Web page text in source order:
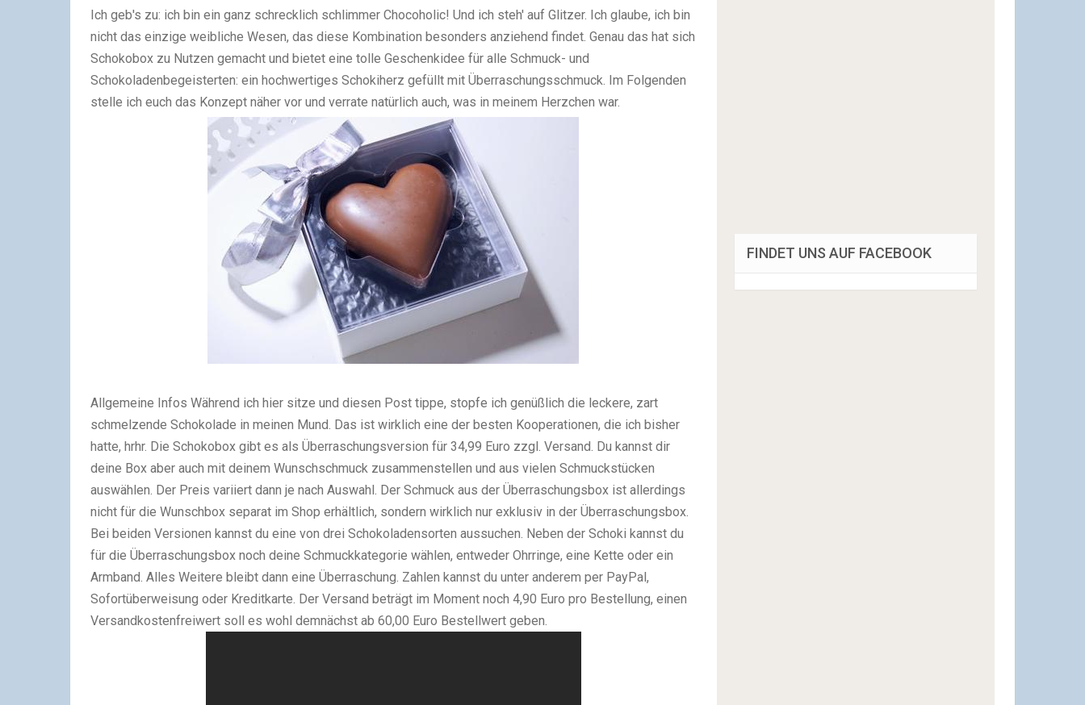
Ich geb's zu: ich bin ein ganz schrecklich schlimmer Chocoholic! Und ich steh' auf Glitzer. Ich glaube, ich bin
nicht das einzige weibliche Wesen, das diese Kombination besonders anziehend findet. Genau das hat sich
Schokobox zu Nutzen gemacht und bietet eine tolle Geschenkidee für alle Schmuck- und
Schokoladenbegeisterten: ein hochwertiges Schokiherz gefüllt mit Überraschungsschmuck. Im Folgenden
stelle ich euch das Konzept näher vor und verrate natürlich auch, was in meinem Herzchen war.
Allgemeine Infos Während ich hier sitze und diesen Post tippe, stopfe ich genüßlich die leckere, zart
schmelzende Schokolade in meinen Mund. Das ist wirklich eine der besten Kooperationen, die ich bisher
hatte, hrhr. Die Schokobox gibt es als Überraschungsversion für 34,99 Euro zzgl. Versand. Du kannst dir
deine Box aber auch mit deinem Wunschschmuck zusammenstellen und aus vielen Schmuckstücken
auswählen. Der Preis variiert dann je nach Auswahl. Der Schmuck aus der Überraschungsbox ist allerdings
nicht für die Wunschbox separat im Shop erhältlich, sondern wirklich nur exklusiv in der Überraschungsbox.
Bei beiden Versionen kannst du eine von drei Schokoladensorten aussuchen. Neben der Schoki kannst du
für die Überraschungsbox noch deine Schmuckkategorie wählen, entweder Ohrringe, eine Kette oder ein
Armband. Alles Weitere bleibt dann eine Überraschung. Zahlen kannst du unter anderem per PayPal,
Sofortüberweisung oder Kreditkarte. Der Versand beträgt im Moment noch 4,90 Euro pro Bestellung, einen
Versandkostenfreiwert soll es wohl demnächst ab 60,00 Euro Bestellwert geben.
FINDET UNS AUF FACEBOOK